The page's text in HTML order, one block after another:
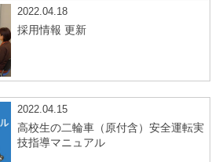
2022.04.18
採用情報 更新
2022.04.15
高校生の二輪車（原付含）安全運転実
技指導マニュアル